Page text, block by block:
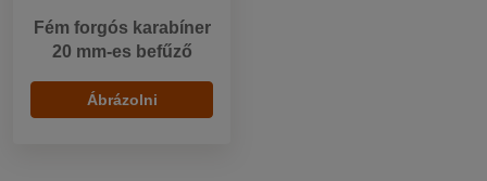
Fém forgós karabíner
20 mm-es befűző
Ábrázolni